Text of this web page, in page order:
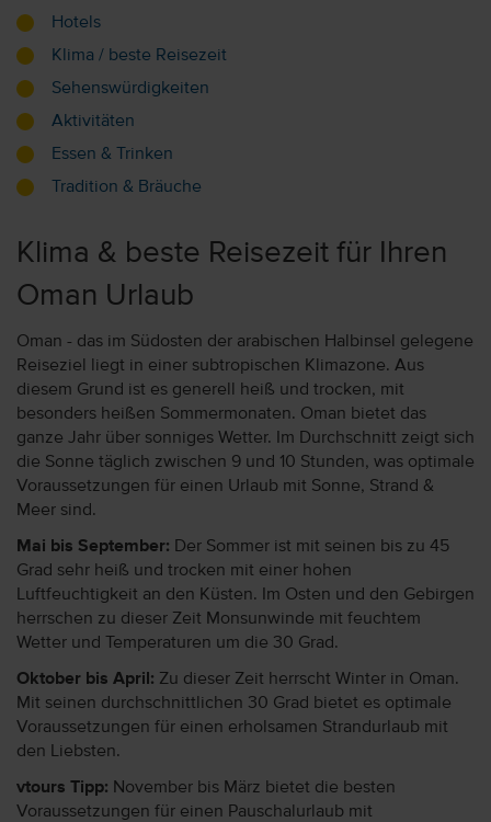
Hotels
Klima / beste Reisezeit
Sehenswürdigkeiten
Aktivitäten
Essen & Trinken
Tradition & Bräuche
Klima & beste Reisezeit für Ihren
Oman Urlaub
Oman - das im Südosten der arabischen Halbinsel gelegene
Reiseziel liegt in einer subtropischen Klimazone. Aus
diesem Grund ist es generell heiß und trocken, mit
besonders heißen Sommermonaten. Oman bietet das
ganze Jahr über sonniges Wetter. Im Durchschnitt zeigt sich
die Sonne täglich zwischen 9 und 10 Stunden, was optimale
Voraussetzungen für einen Urlaub mit Sonne, Strand &
Meer sind.
Mai bis September: Der Sommer ist mit seinen bis zu 45
Grad sehr heiß und trocken mit einer hohen
Luftfeuchtigkeit an den Küsten. Im Osten und den Gebirgen
herrschen zu dieser Zeit Monsunwinde mit feuchtem
Wetter und Temperaturen um die 30 Grad.
Oktober bis April: Zu dieser Zeit herrscht Winter in Oman.
Mit seinen durchschnittlichen 30 Grad bietet es optimale
Voraussetzungen für einen erholsamen Strandurlaub mit
den Liebsten.
vtours Tipp: November bis März bietet die besten
Voraussetzungen für einen Pauschalurlaub mit